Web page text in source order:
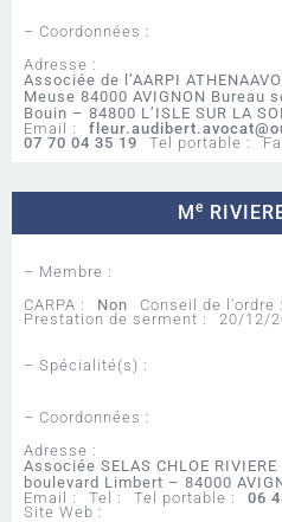
– Coordonnées :
Adresse :
Associée de l’AARPI
Meuse 84000 AVIGNON Bureau
Bouin – 84800 L’ISLE SUR LA
Email :
07 70 04 35 19
Tel portable :
Me
– Membre :
CARPA :
Non Conseil de l'ordre :
Prestation de serment :
20/12/
– Spécialité(s) :
– Coordonnées :
Adresse :
Associée SELAS CHLOE
boulevard Limbert – 84000
Email :
Tel : Tel portable : 06
Site Web :